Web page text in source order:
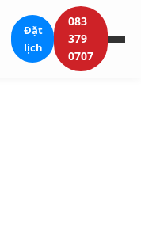
Đặt
lịch
083
379
0707